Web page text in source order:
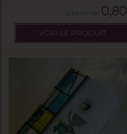
0,80
VOIR LE PRODUIT